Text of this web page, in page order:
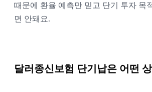
때문에 환율 예측만 믿고 단기 투자 목
면 안돼요.
달러종신보험 단기납은 어떤